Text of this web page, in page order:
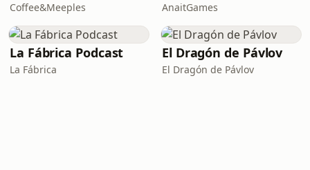
Coffee&Meeples AnaitGames
La Fábrica Podcast
La Fábrica
El Dragón de Pávlov
El Dragón de Pávlov